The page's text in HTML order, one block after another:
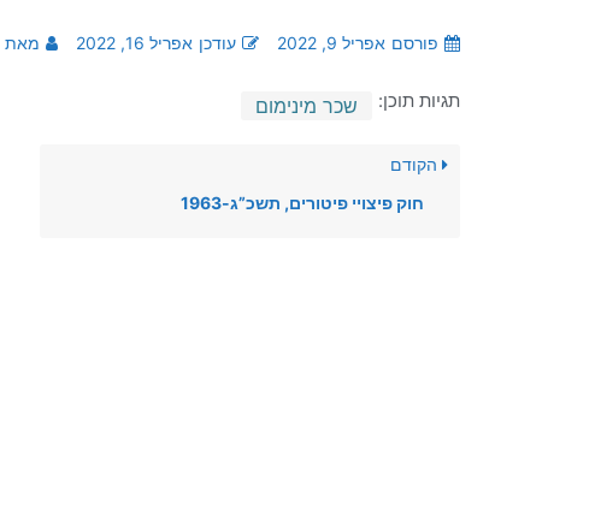
פורסם אפריל 9, 2022 עודכן אפריל 16, 2022 מאת
תגיות תוכן: שכר מינימום
הקודם
חוק פיצויי פיטורים, תשכ”ג-1963